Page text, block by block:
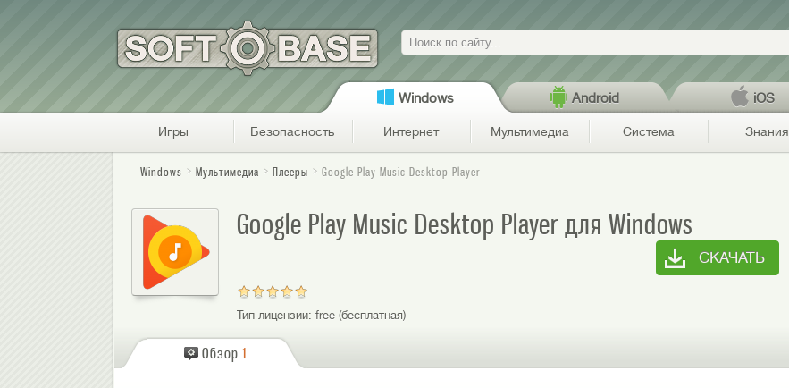
Поиск
Windows Android iOS
Игры Безопасность Интернет Мультимедиа Система Знания
Windows Мультимедиа Плееры Google Play Music Desktop Player
Google Play Music Desktop Player для Windows
СКАЧАТЬ
Тип лицензии: free (бесплатная)
Обзор 1